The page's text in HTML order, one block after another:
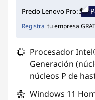
Ahorros
Precio Lenovo Pro:
Registra tu empresa
Procesador
Generación
núcleos P de
Windows 11